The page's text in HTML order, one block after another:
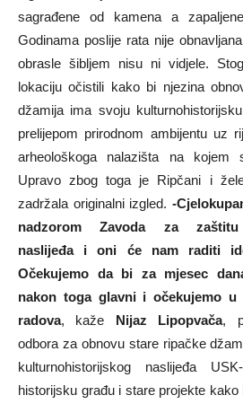
sagrađene od kamena a
Godinama poslije rata nije
obrasle šibljem nisu ni vidjele.
lokaciju očistili kako bi njezina
džamija ima svoju
prelijepom prirodnom ambijentu uz
arheološkoga nalazišta na kojem
Upravo zbog toga je Ripčani i
zadržala originalni izgled. -
nadzorom Zavoda za zaštitu
naslijeđa i oni će nam raditi
Očekujemo da bi za mjesec
nakon toga glavni i očekujemo
radova, kaže Nijaz Lipopvača,
odbora za obnovu stare ripačke
kulturnohistorijskog naslijeđa
historijsku građu i stare projekte